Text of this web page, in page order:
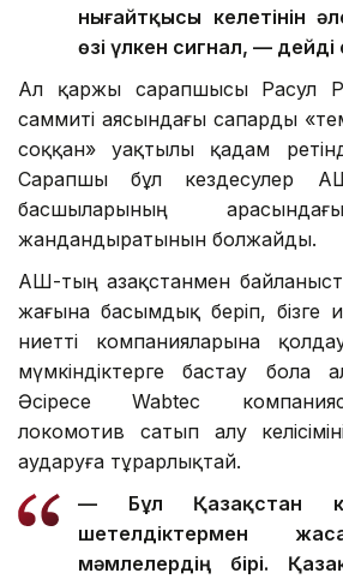
нығайтқысы келетінін
өзі үлкен сигнал, — дейді
Ал қаржы сарапшысы Расул
саммиті аясындағы сапарды
соққан» уақтылы қадам
Сарапшы бұл кездесулер
басшыларының
жандандыратынын болжайды.
АҚШ-тың Қазақстанмен
жағына басымдық беріп, бізге
ниетті компанияларына
мүмкіндіктерге бастау бола
Әсіресе Wabtec
локомотив сатып алу
аударуға тұрарлықтай.
— Бұл Қазақстан
шетелдіктермен
мәмлелердің бірі.